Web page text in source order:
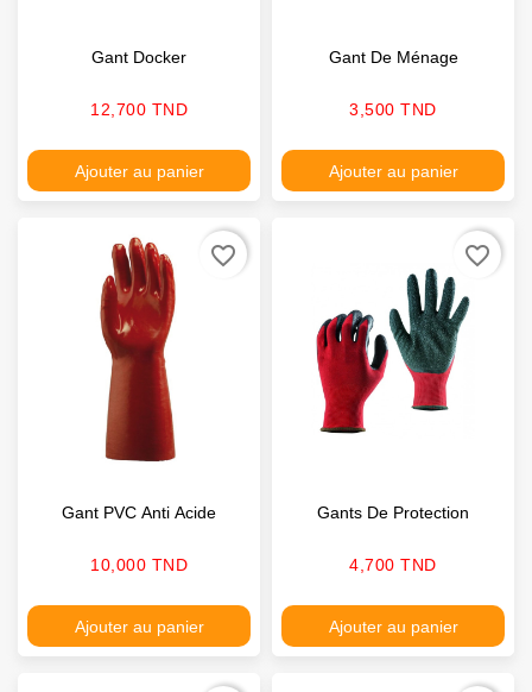
Gant Docker
Prix
12,700 TND
Ajouter au panier
Gant De Ménage
Prix
3,500 TND
Ajouter au panier
Gant PVC Anti Acide
Prix
10,000 TND
Ajouter au panier
favorite_border
Gants De Protection
Prix
4,700 TND
Ajouter au panier
favorite_border